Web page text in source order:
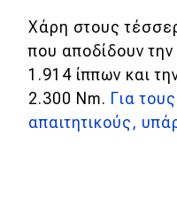
Χάρη στους
που αποδίδουν
1.914 ίππων και
2.300 Nm. Για
απαιτητικούς,